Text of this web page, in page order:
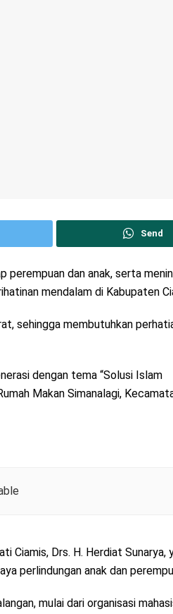
Send
perempuan dan anak, serta
mendalam di Kabupaten
sehingga membutuhkan
dengan tema “Solusi Islam
Makan Simanalagi,
Ciamis, Drs. H. Herdiat Sunarya,
perlindungan anak dan
mulai dari organisasi